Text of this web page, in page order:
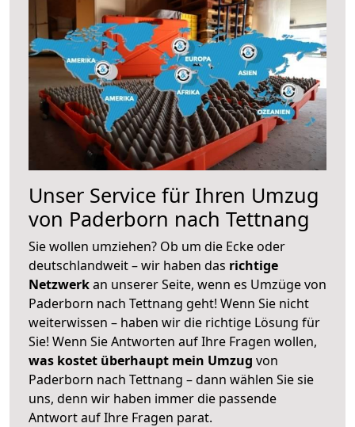
Unser Service für Ihren Umzug
von Paderborn nach Tettnang
Sie wollen umziehen? Ob um die Ecke oder
deutschlandweit – wir haben das richtige
Netzwerkan unserer Seite, wenn es Umzüge von
Paderborn nach Tettnang geht! Wenn Sie nicht
weiterwissen – haben wir die richtige Lösung für
Sie! Wenn Sie Antworten auf Ihre Fragen wollen,
was kostet überhaupt mein Umzug von
Paderborn nach Tettnang – dann wählen Sie sie
uns, denn wir haben immer die passende
Antwort auf Ihre Fragen parat.